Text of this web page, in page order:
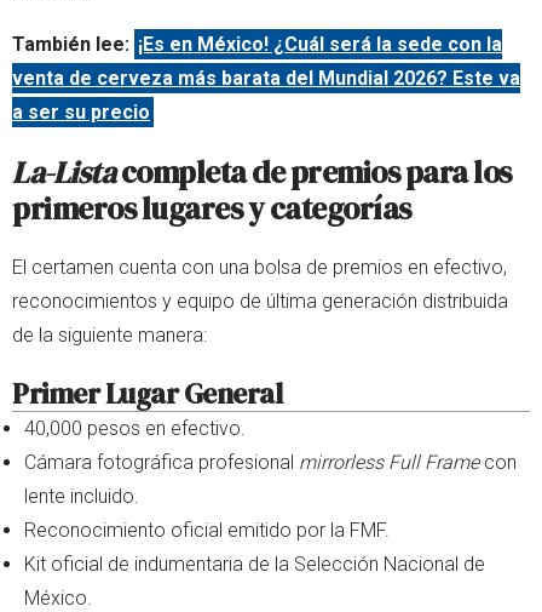
También lee: ¡Es en México! ¿Cuál será la sede con la
venta de cerveza más barata del Mundial 2026? Este va
a ser su precio
La-Listacompleta de premios para los
primeros lugares y categorías
El certamen cuenta con una bolsa de premios en efectivo,
reconocimientos y equipo de última generación distribuida
de la siguiente manera:
Primer Lugar General
40,000 pesos en efectivo.
Cámara fotográfica profesional mirrorless Full Framecon
lente incluido.
Reconocimiento oficial emitido por la FMF.
Kit oficial de indumentaria de la Selección Nacional de
México.